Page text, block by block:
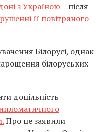
з Україною – після
її повітряного
Білорусі, однак
білоруських
доцільність
Про це заявили